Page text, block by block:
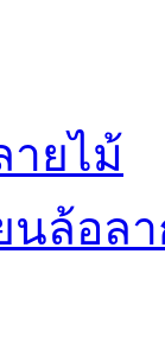
ายไม้
นล้อล